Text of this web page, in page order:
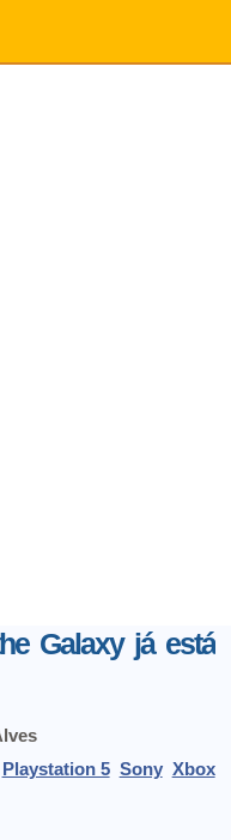
Galaxy já está
Playstation 5 Sony Xbox